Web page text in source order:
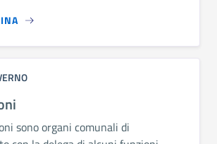
sono organi comunali di